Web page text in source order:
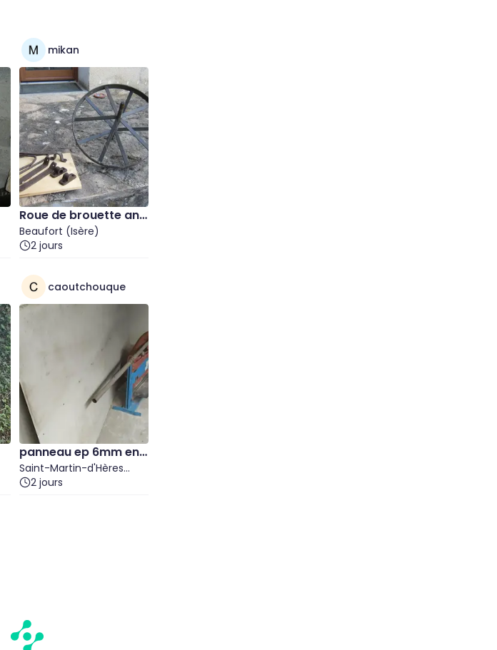
mikan
Roue de brouette anc
ienne et divers pièces
Beaufort (Isère)
2 jours
caoutchouque
panneau ep 6mm en r
esine composite
Saint-Martin-d'Hères
(Isère)
2 jours